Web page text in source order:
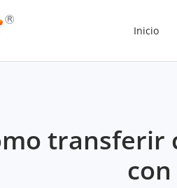
Inicio
transferir